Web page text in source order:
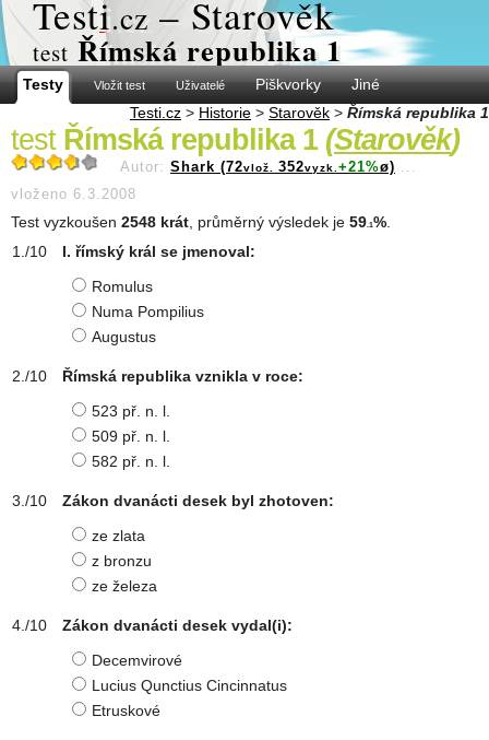
Testi.cz – Starověk
test Římská republika 1
Testy Vložit test Uživatelé Piškvorky
Jiné
Testi.cz > Historie > Starověk > Římská republika 1
test Římská republika 1 (Starověk)
Autor: Shark (72vlož. 352vyzk. +21%ø) ...
vloženo 6.3.2008
Test vyzkoušen 2548 krát , průměrný výsledek je 59 .1 %
I. římský král se jmenoval:
Romulus
Numa Pompilius
Augustus
Římská republika vznikla v roce:
523 př. n. l.
509 př. n. l.
582 př. n. l.
Zákon dvanácti desek byl zhotoven:
ze zlata
z bronzu
ze železa
Zákon dvanácti desek vydal(i):
Decemvirové
Lucius Qunctius Cincinnatus
Etruskové